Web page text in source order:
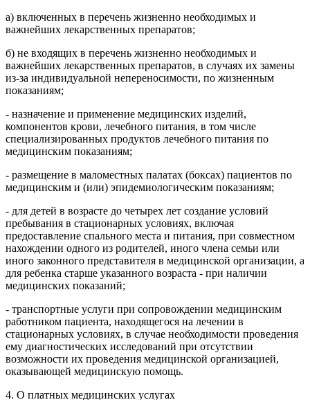
а) включенных в перечень жизненно необходимых и
важнейших лекарственных препаратов;
б) не входящих в перечень жизненно необходимых и
важнейших лекарственных препаратов, в случаях их замены
из-за индивидуальной непереносимости, по жизненным
показаниям;
- назначение и применение медицинских изделий,
компонентов крови, лечебного питания, в том числе
специализированных продуктов лечебного питания по
медицинским показаниям;
- размещение в маломестных палатах (боксах) пациентов по
медицинским и (или) эпидемиологическим показаниям;
- для детей в возрасте до четырех лет создание условий
пребывания в стационарных условиях, включая
предоставление спального места и питания, при совместном
нахождении одного из родителей, иного члена семьи или
иного законного представителя в медицинской организации, а
для ребенка старше указанного возраста - при наличии
медицинских показаний;
- транспортные услуги при сопровождении медицинским
работником пациента, находящегося на лечении в
стационарных условиях, в случае необходимости проведения
ему диагностических исследований при отсутствии
возможности их проведения медицинской организацией,
оказывающей медицинскую помощь.
4. О платных медицинских услугах